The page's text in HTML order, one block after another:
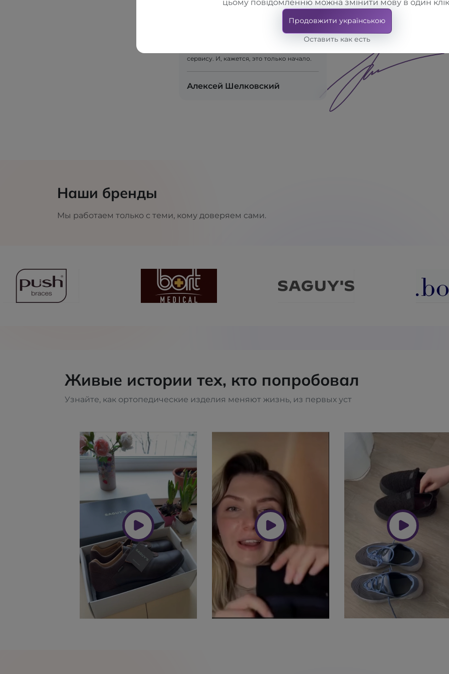
взглянули на клиента комплексно и
начали представлять в наших салонах
европейские бренды, для которых
качество — прежде всего. Так состоялся
сервису. И, кажется, это только начало.
Алексей Шелковский
Наши бренды
Мы работаем только с теми, кому доверяем сами.
Живые истории тех, кто попробовал
Узнайте, как ортопедические изделия меняют жизнь, из первых уст
цьому повідомленню можна змінити мову в один
Продовжити українською
Оставить как есть